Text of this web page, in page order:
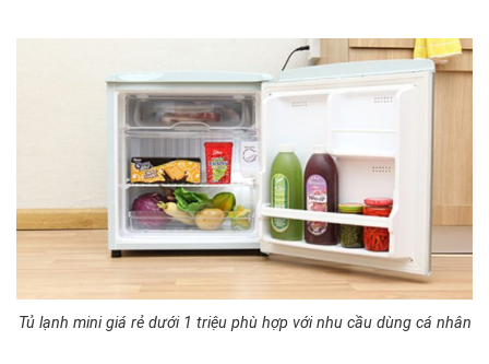
Tủ lạnh mini giá rẻ dưới 1 triệu phù hợp với nhu cầu dùng cá nhân